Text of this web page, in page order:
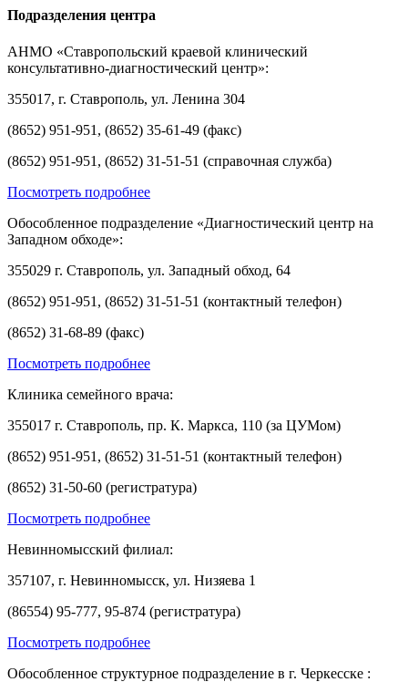
Подразделения центра
АНМО «Ставропольский краевой клинический
консультативно-диагностический центр»:
355017, г. Ставрополь, ул. Ленина 304
(8652) 951-951, (8652) 35-61-49 (факс)
(8652) 951-951, (8652) 31-51-51 (справочная служба)
Посмотреть подробнее
Обособленное подразделение «Диагностический центр на
Западном обходе»:
355029 г. Ставрополь, ул. Западный обход, 64
(8652) 951-951, (8652) 31-51-51 (контактный телефон)
(8652) 31-68-89 (факс)
Посмотреть подробнее
Клиника семейного врача:
355017 г. Ставрополь, пр. К. Маркса, 110 (за ЦУМом)
(8652) 951-951, (8652) 31-51-51 (контактный телефон)
(8652) 31-50-60 (регистратура)
Посмотреть подробнее
Невинномысский филиал:
357107, г. Невинномысск, ул. Низяева 1
(86554) 95-777, 95-874 (регистратура)
Посмотреть подробнее
Обособленное структурное подразделение в г. Черкесске :